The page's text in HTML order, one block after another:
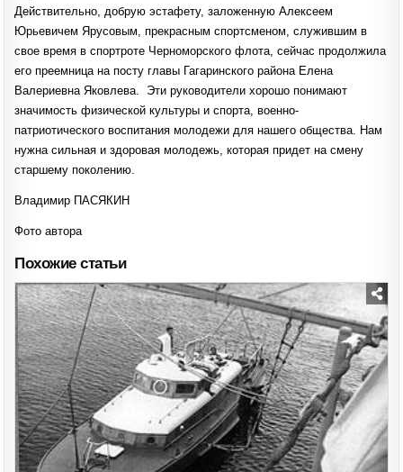
Действительно, добрую эстафету, заложенную Алексеем
Юрьевичем Ярусовым, прекрасным спортсменом, служившим в
свое время в спортроте Черноморского флота, сейчас продолжила
его преемница на посту главы Гагаринского района Елена
Валериевна Яковлева. Эти руководители хорошо понимают
значимость физической культуры и спорта, военно-
патриотического воспитания молодежи для нашего общества. Нам
нужна сильная и здоровая молодежь, которая придет на смену
старшему поколению.
Владимир ПАСЯКИН
Фото автора
Похожие статьи
Posted
in